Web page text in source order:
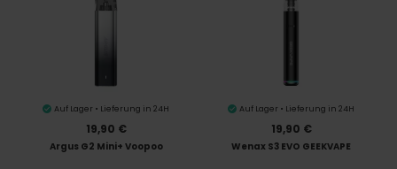
Auf Lager • Lieferung in 24H
19,90 €
Argus G2 Mini+ Voopoo
Auf Lager • Lieferung in 24H
19,90 €
Wenax S3 EVO GEEKVAPE